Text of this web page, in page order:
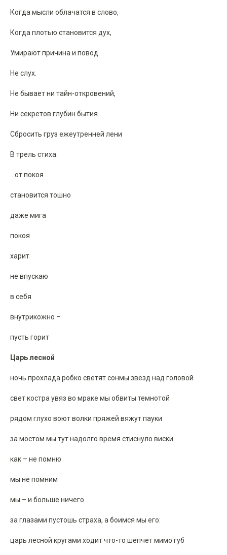
Когда мысли облачатся в слово,
Когда плотью становится дух,
Умирают причина и повод.
Не слух.
Не бывает ни тайн-откровений,
Ни секретов глубин бытия.
Сбросить груз ежеутренней лени
В трель стиха.
…от покоя
становится тошно
даже мига
покоя
харит
не впускаю
в себя
внутрикожно –
пусть горит
Царь лесной
ночь прохлада робко светят сонмы звёзд над головой
свет костра увяз во мраке мы обвиты темнотой
рядом глухо воют волки пряжей вяжут пауки
за мостом мы тут надолго время стиснуло виски
как – не помню
мы не помним
мы – и больше ничего
за глазами пустошь страха, а боимся мы его:
царь лесной кругами ходит что-то шепчет мимо губ